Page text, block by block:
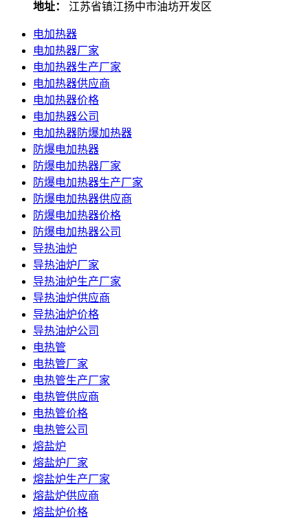
地址：
江苏省镇江扬中市油坊开发区
电加热器
电加热器厂家
电加热器生产厂家
电加热器供应商
电加热器价格
电加热器公司
电加热器防爆加热器
防爆电加热器
防爆电加热器厂家
防爆电加热器生产厂家
防爆电加热器供应商
防爆电加热器价格
防爆电加热器公司
导热油炉
导热油炉厂家
导热油炉生产厂家
导热油炉供应商
导热油炉价格
导热油炉公司
电热管
电热管厂家
电热管生产厂家
电热管供应商
电热管价格
电热管公司
熔盐炉
熔盐炉厂家
熔盐炉生产厂家
熔盐炉供应商
熔盐炉价格